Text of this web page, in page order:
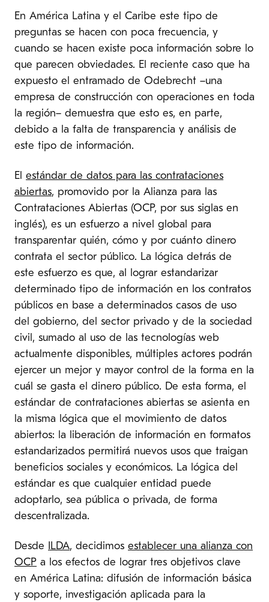
En América Latina y el Caribe este tipo de
preguntas se hacen con poca frecuencia, y
cuando se hacen existe poca información sobre lo
que parecen obviedades. El reciente caso que ha
expuesto el entramado de Odebrecht –una
empresa de construcción con operaciones en toda
la región– demuestra que esto es, en parte,
debido a la falta de transparencia y análisis de
este tipo de información.
El estándar de datos para las contrataciones
abiertas, promovido por la Alianza para las
Contrataciones Abiertas (OCP, por sus siglas en
inglés), es un esfuerzo a nivel global para
transparentar quién, cómo y por cuánto dinero
contrata el sector público. La lógica detrás de
este esfuerzo es que, al lograr estandarizar
determinado tipo de información en los contratos
públicos en base a determinados casos de uso
del gobierno, del sector privado y de la sociedad
civil, sumado al uso de las tecnologías web
actualmente disponibles, múltiples actores podrán
ejercer un mejor y mayor control de la forma en la
cuál se gasta el dinero público. De esta forma, el
estándar de contrataciones abiertas se asienta en
la misma lógica que el movimiento de datos
abiertos: la liberación de información en formatos
estandarizados permitirá nuevos usos que traigan
beneficios sociales y económicos. La lógica del
estándar es que cualquier entidad puede
adoptarlo, sea pública o privada, de forma
descentralizada.
Desde ILDA, decidimos establecer una alianza con
OCP a los efectos de lograr tres objetivos clave
en América Latina: difusión de información básica
y soporte, investigación aplicada para la